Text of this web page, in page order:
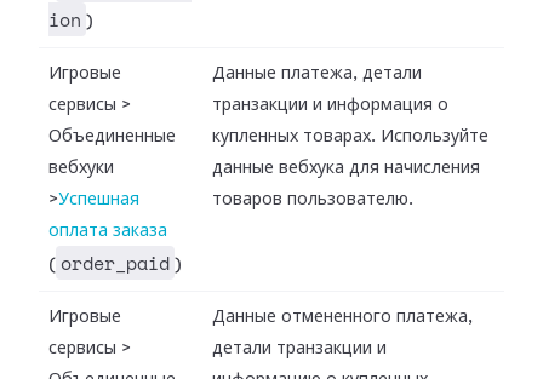
ion )
Игровые
сервисы >
Объединенные
вебхуки
>Успешная
оплата заказа
( order_paid )
Данные платежа, детали
транзакции и информация о
купленных товарах. Используйте
данные вебхука для начисления
товаров пользователю.
Игровые
сервисы >
Данные отмененного платежа,
детали транзакции и